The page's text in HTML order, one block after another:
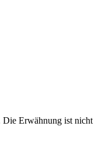
Erwähnung ist